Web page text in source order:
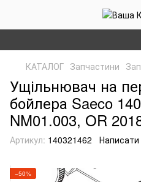
КАТАЛОГ Запчастини
Ущільнювач на
бойлера Saeco
NM01.003, OR
Артикул: 140321462 Написати
−50%